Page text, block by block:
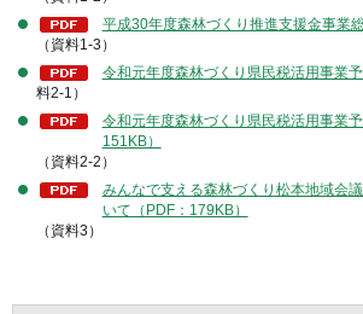
平成30年度森林づくり推進支援金事業
（資料1-3）
令和元年度森林づくり県民税活用事業予
料2-1）
令和元年度森林づくり県民税活用事業
151KB）
（資料2-2）
みんなで支える森林づくり松本地域会
いて（PDF：179KB）
（資料3）